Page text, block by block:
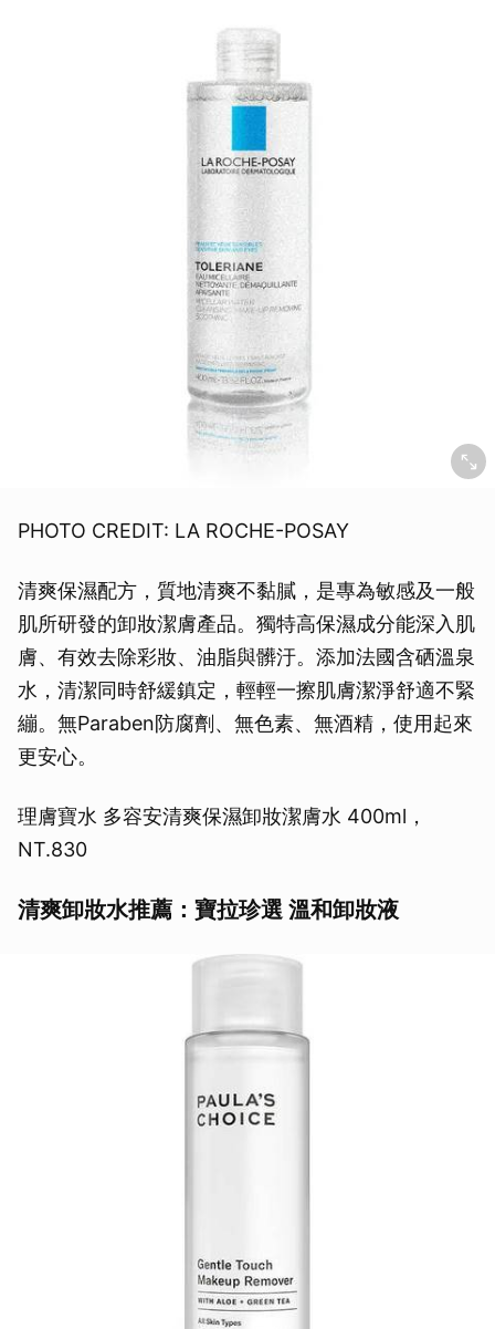
PHOTO CREDIT: LA ROCHE-POSAY
清爽保濕配方，質地清爽不黏膩，是專為敏感及一般
肌所研發的卸妝潔膚產品。獨特高保濕成分能深入肌
膚、有效去除彩妝、油脂與髒汙。添加法國含硒溫泉
水，清潔同時舒緩鎮定，輕輕一擦肌膚潔淨舒適不緊
繃。無Paraben防腐劑、無色素、無酒精，使用起來
更安心。
理膚寶水 多容安清爽保濕卸妝潔膚水 400ml，
NT.830
清爽卸妝水推薦：寶拉珍選 溫和卸妝液